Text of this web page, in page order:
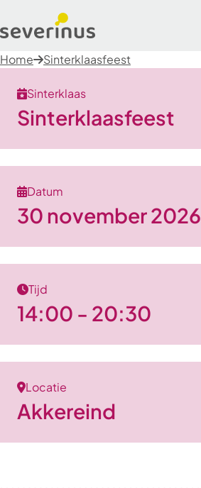
Home Sinterklaasfeest
Sinterklaas
Sinterklaasfeest
Datum
30 november 2026
Tijd
14:00 - 20:30
Locatie
Akkereind